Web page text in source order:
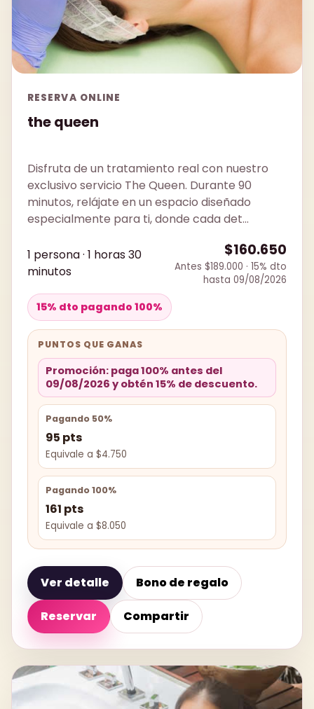
RESERVA ONLINE
the queen
Disfruta de un tratamiento real con nuestro
exclusivo servicio The Queen. Durante 90
minutos, relájate en un espacio diseñado
especialmente para ti, donde cada det...
1 persona · 1 horas 30
minutos
$160.650
Antes $189.000 · 15% dto
hasta 09/08/2026
15% dto pagando 100%
PUNTOS QUE GANAS
Promoción: paga 100% antes del
09/08/2026 y obtén 15% de descuento.
Pagando 50%
95 pts
Equivale a $4.750
Pagando 100%
161 pts
Equivale a $8.050
Ver detalle Bono de regalo
Reservar Compartir